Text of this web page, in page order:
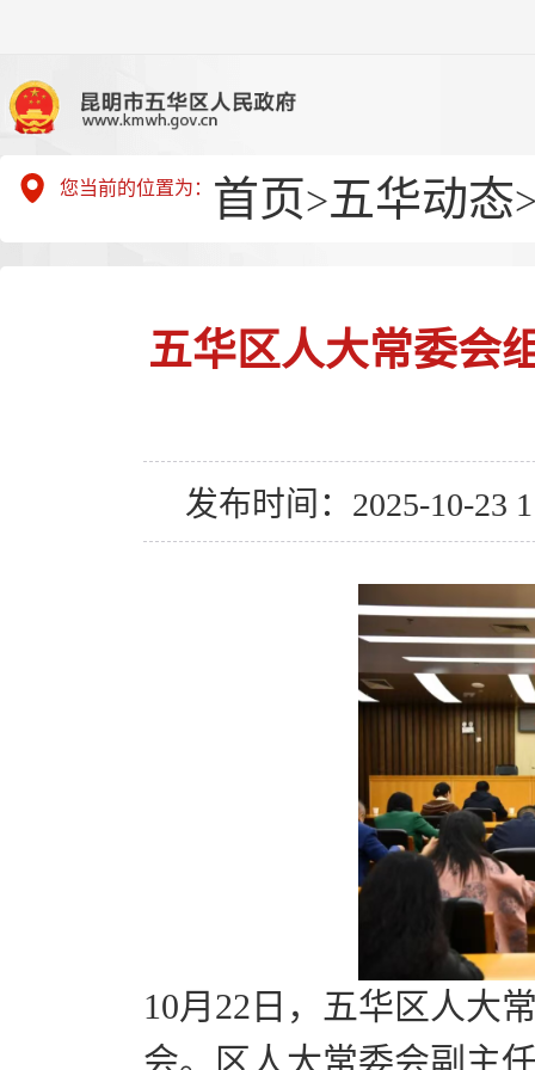
您当前的位置为： 首页>五华动态
五华区人大常委会
发布时间：2025-10-23
10月22日，五华区人大
会。区人大常委会副主